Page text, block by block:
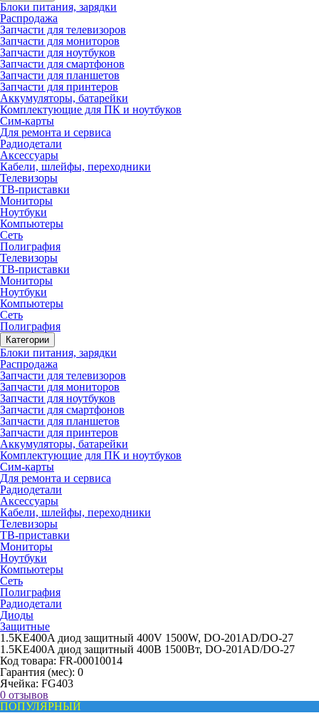
Блоки питания, зарядки
Распродажа
Запчасти для телевизоров
Запчасти для мониторов
Запчасти для ноутбуков
Запчасти для смартфонов
Запчасти для планшетов
Запчасти для принтеров
Аккумуляторы, батарейки
Комплектующие для ПК и ноутбуков
Сим-карты
Для ремонта и сервиса
Радиодетали
Аксессуары
Кабели, шлейфы, переходники
Телевизоры
ТВ-приставки
Мониторы
Ноутбуки
Компьютеры
Сеть
Полиграфия
Телевизоры
ТВ-приставки
Мониторы
Ноутбуки
Компьютеры
Сеть
Полиграфия
Категории
Блоки питания, зарядки
Распродажа
Запчасти для телевизоров
Запчасти для мониторов
Запчасти для ноутбуков
Запчасти для смартфонов
Запчасти для планшетов
Запчасти для принтеров
Аккумуляторы, батарейки
Комплектующие для ПК и ноутбуков
Сим-карты
Для ремонта и сервиса
Радиодетали
Аксессуары
Кабели, шлейфы, переходники
Телевизоры
ТВ-приставки
Мониторы
Ноутбуки
Компьютеры
Сеть
Полиграфия
Радиодетали
Диоды
Защитные
1.5KE400A диод защитный 400V 1500W, DO-201AD/DO-27
1.5KE400A диод защитный 400В 1500Вт, DO-201AD/DO-27
Код товара: FR-00010014
Гарантия (мес): 0
Ячейка: FG403
0 отзывов
ПОПУЛЯРНЫЙ